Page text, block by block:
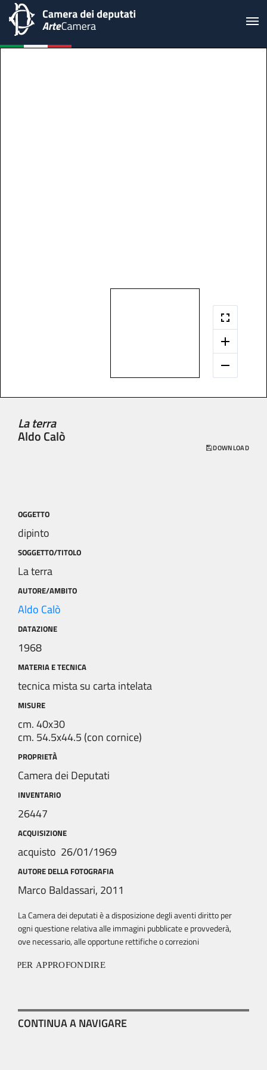
La terra
Aldo Calò
DOWNLOAD
OGGETTO
dipinto
SOGGETTO/TITOLO
La terra
AUTORE/AMBITO
Aldo Calò
DATAZIONE
1968
MATERIA E TECNICA
tecnica mista su carta intelata
MISURE
cm. 40x30
cm. 54.5x44.5 (con cornice)
PROPRIETÀ
Camera dei Deputati
INVENTARIO
26447
ACQUISIZIONE
acquisto 26/01/1969
AUTORE DELLA FOTOGRAFIA
Marco Baldassari, 2011
La Camera dei deputati è a disposizione degli aventi diritto per
ogni questione relativa alle immagini pubblicate e provvederà,
ove necessario, alle opportune rettifiche o correzioni
PER APPROFONDIRE
CONTINUA A NAVIGARE